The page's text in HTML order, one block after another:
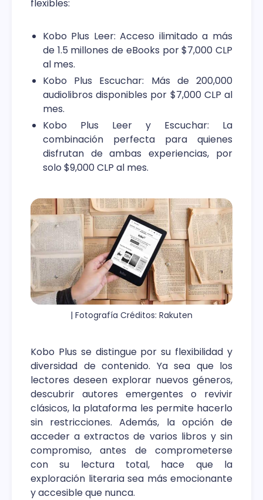
flexibles:
Kobo Plus Leer: Acceso ilimitado a más
de 1.5 millones de eBooks por $7,000 CLP
al mes.
Kobo Plus Escuchar: Más de 200,000
audiolibros disponibles por $7,000 CLP al
mes.
Kobo Plus Leer y Escuchar: La
combinación perfecta para quienes
disfrutan de ambas experiencias, por
solo $9,000 CLP al mes.
| Fotografía Créditos: Rakuten
Kobo Plus se distingue por su flexibilidad y
diversidad de contenido. Ya sea que los
lectores deseen explorar nuevos géneros,
descubrir autores emergentes o revivir
clásicos, la plataforma les permite hacerlo
sin restricciones. Además, la opción de
acceder a extractos de varios libros y sin
compromiso, antes de comprometerse
con su lectura total, hace que la
exploración literaria sea más emocionante
y accesible que nunca.